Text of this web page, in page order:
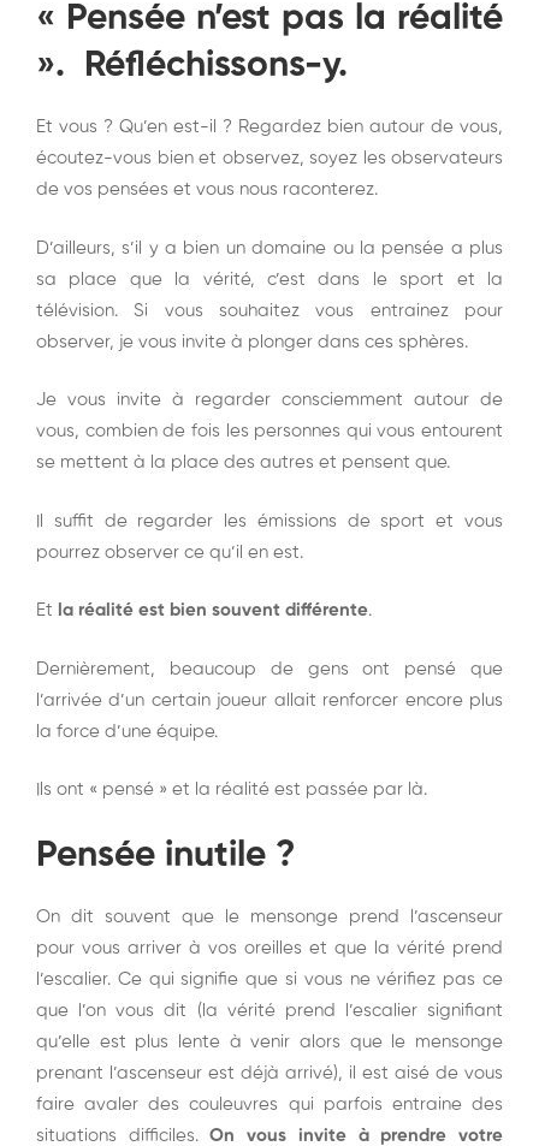
« Pensée n’est pas la réalité
». Réfléchissons-y.
Et vous ? Qu’en est-il ? Regardez bien autour de vous,
écoutez-vous bien et observez, soyez les observateurs
de vos pensées et vous nous raconterez.
D’ailleurs, s’il y a bien un domaine ou la pensée a plus
sa place que la vérité, c’est dans le sport et la
télévision. Si vous souhaitez vous entrainez pour
observer, je vous invite à plonger dans ces sphères.
Je vous invite à regarder consciemment autour de
vous, combien de fois les personnes qui vous entourent
se mettent à la place des autres et pensent que.
Il suffit de regarder les émissions de sport et vous
pourrez observer ce qu’il en est.
Et la réalité est bien souvent différente.
Dernièrement, beaucoup de gens ont pensé que
l’arrivée d’un certain joueur allait renforcer encore plus
la force d’une équipe.
Ils ont « pensé » et la réalité est passée par là.
Pensée inutile ?
On dit souvent que le mensonge prend l’ascenseur
pour vous arriver à vos oreilles et que la vérité prend
l’escalier. Ce qui signifie que si vous ne vérifiez pas ce
que l’on vous dit (la vérité prend l’escalier signifiant
qu’elle est plus lente à venir alors que le mensonge
prenant l’ascenseur est déjà arrivé), il est aisé de vous
faire avaler des couleuvres qui parfois entraine des
situations difficiles.On vous invite à prendre votre